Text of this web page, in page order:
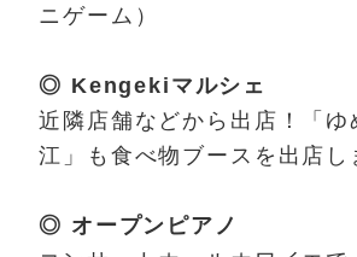
ニゲーム）
◎ Kengekiマルシェ
近隣店舗などから出店！「ゆ
江」も食べ物ブースを出店し
◎ オープンピアノ